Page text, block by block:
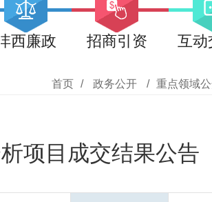
西廉政 招商引资 互动
首页 / 政务公开 / 重点领域
项目成交结果公告